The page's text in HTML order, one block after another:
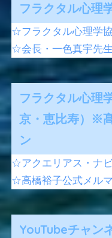
フラクタル心理
☆フラクタル心理学
☆会長・一色真宇先
フラクタル心理
京・恵比寿）※
ン
☆アクエリアス・ナビ
☆高橋裕子公式メル
YouTubeチャン